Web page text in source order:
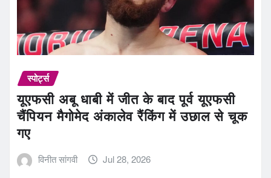
स्पोर्ट्स
यूएफसी अबू धाबी में जीत के बाद पूर्व यूएफसी
चैंपियन मैगोमेद अंकालेव रैंकिंग में उछाल से चूक
गए
विनीत सांगवी Jul 28, 2026